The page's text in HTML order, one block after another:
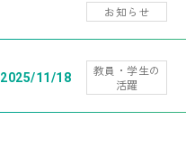
お知らせ
2025/11/18
教員・学生の
活躍